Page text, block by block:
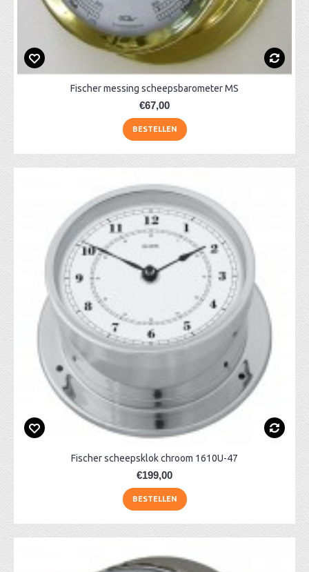
Fischer messing scheepsbarometer MS
€67,00
BESTELLEN
Fischer scheepsklok chroom 1610U-47
€199,00
BESTELLEN